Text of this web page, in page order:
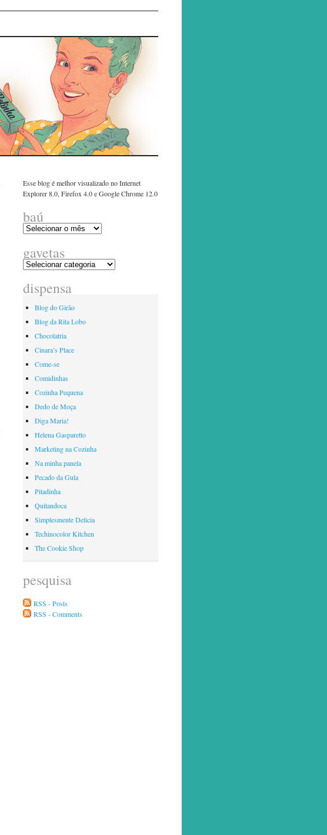
Esse blog é melhor visualizado no Internet
Explorer 8.0, Firefox 4.0 e Google Chrome 12.0
baú
gavetas
dispensa
Blog do Girão
Blog da Rita Lobo
Chocolatria
Cinara’s Place
Come-se
Comidinhas
Cozinha Pequena
Dedo de Moça
Diga Maria!
Helena Gasparetto
Marketing na Cozinha
Na minha panela
Pecado da Gula
Pitadinha
Quitandoca
Simplesmente Delicia
Techinocolor Kitchen
The Cookie Shop
pesquisa
RSS - Posts
RSS - Comments